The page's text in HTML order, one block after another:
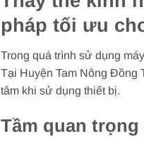
pháp tối ưu
Trong quá trình sử dụng
Tại Huyện Tam Nông Đồng
tâm khi sử dụng thiết bị.
Tầm quan